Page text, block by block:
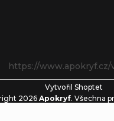
https://www.apokryf.cz/
Vytvořil Shoptet
2026Apokryf. Všechna